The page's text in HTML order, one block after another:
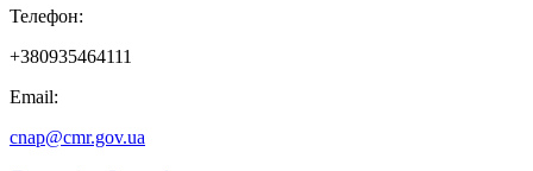
Телефон:
+380935464111
Email:
cnap@cmr.gov.ua